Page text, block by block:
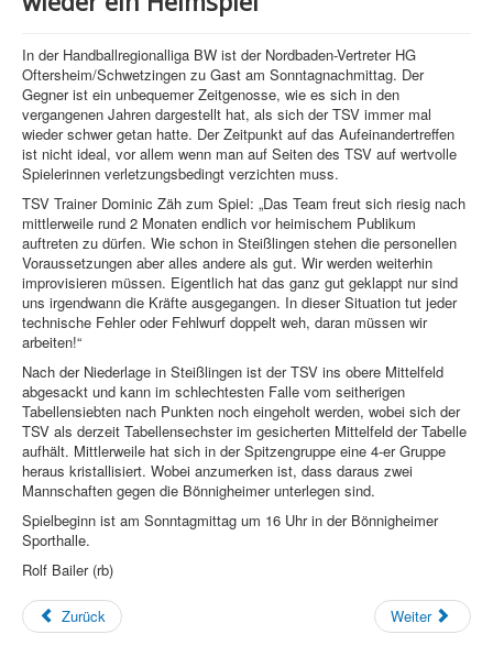
In der Handballregionalliga BW ist der Nordbaden-Vertreter HG
Oftersheim/Schwetzingen zu Gast am Sonntagnachmittag. Der
Gegner ist ein unbequemer Zeitgenosse, wie es sich in den
vergangenen Jahren dargestellt hat, als sich der TSV immer mal
wieder schwer getan hatte. Der Zeitpunkt auf das Aufeinandertreffen
ist nicht ideal, vor allem wenn man auf Seiten des TSV auf wertvolle
Spielerinnen verletzungsbedingt verzichten muss.
TSV Trainer Dominic Zäh zum Spiel: „Das Team freut sich riesig nach
mittlerweile rund 2 Monaten endlich vor heimischem Publikum
auftreten zu dürfen. Wie schon in Steißlingen stehen die personellen
Voraussetzungen aber alles andere als gut. Wir werden weiterhin
improvisieren müssen. Eigentlich hat das ganz gut geklappt nur sind
uns irgendwann die Kräfte ausgegangen. In dieser Situation tut jeder
technische Fehler oder Fehlwurf doppelt weh, daran müssen wir
arbeiten!“
Nach der Niederlage in Steißlingen ist der TSV ins obere Mittelfeld
abgesackt und kann im schlechtesten Falle vom seitherigen
Tabellensiebten nach Punkten noch eingeholt werden, wobei sich der
TSV als derzeit Tabellensechster im gesicherten Mittelfeld der Tabelle
aufhält. Mittlerweile hat sich in der Spitzengruppe eine 4-er Gruppe
heraus kristallisiert. Wobei anzumerken ist, dass daraus zwei
Mannschaften gegen die Bönnigheimer unterlegen sind.
Spielbeginn ist am Sonntagmittag um 16 Uhr in der Bönnigheimer
Sporthalle.
Rolf Bailer (rb)
Zurück Weiter